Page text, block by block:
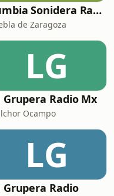
Cumbia Sonidera Radio
de Zaragoza
LG
Grupera Radio Mx
Ocampo
LG
Grupera Radio